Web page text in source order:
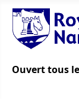
Ouvert tous